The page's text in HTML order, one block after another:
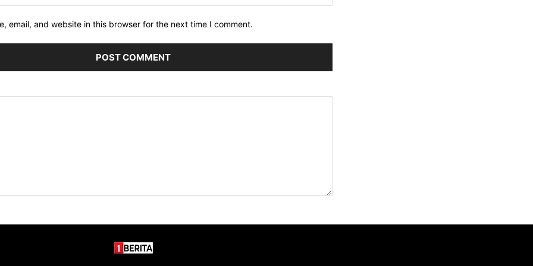
email, and website in this browser for the next time I comment.